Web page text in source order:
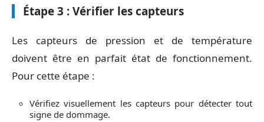
Étape 3 : Vérifier les capteurs
Les capteurs de pression et de température
doivent être en parfait état de fonctionnement.
Pour cette étape :
Vérifiez visuellement les capteurs pour détecter tout
signe de dommage.